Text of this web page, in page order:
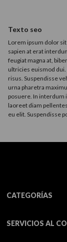
Texto seo
Lorem ipsum dolor
sapien at erat
feugiat magna at,
ultricies euismod dui.
risus. Suspendisse
urna pharetra
posuere. In interdum
laoreet diam
eu elit. Suspendisse
CATEGORÍAS
SERVICIOS AL